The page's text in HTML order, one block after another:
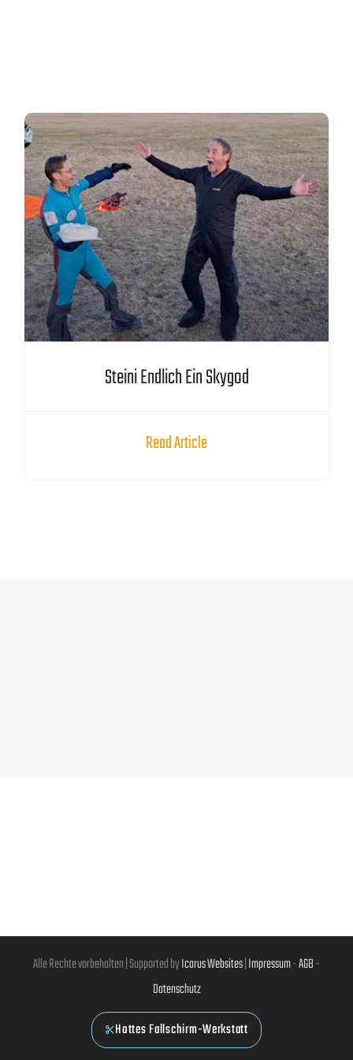
Steini Endlich Ein Skygod
Read Article
Alle Rechte vorbehalten | Supported byIcarus Websites|Impressum-AGB-
Datenschutz
Hottes Fallschirm-Werkstatt